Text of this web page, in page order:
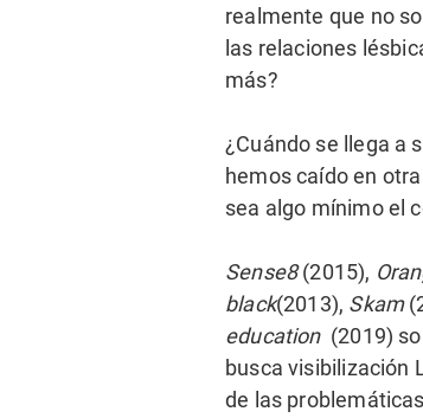
realmente que no
las relaciones
más?
¿Cuándo se llega a
hemos caído en
sea algo mínimo el
Sense8(2015),
black(2013), Skam
education(2019)
busca visibilización
de las